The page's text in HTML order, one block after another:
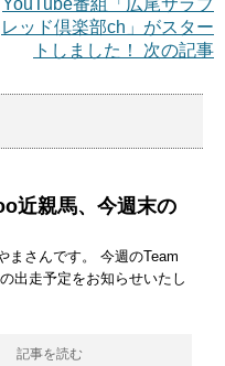
YouTube番組「広尾サラブ
レッド倶楽部ch」がスター
トしました！ 次の記事
近親馬、今週末の
まさんです。 今週のTeam
出走予定をお知らせいたし
記事を読む